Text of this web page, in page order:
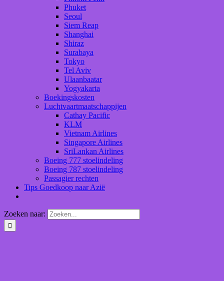
Phuket
Seoul
Siem Reap
Shanghai
Shiraz
Surabaya
Tokyo
Tel Aviv
Ulaanbaatar
Yogyakarta
Boekingskosten
Luchtvaartmaatschappijen
Cathay Pacific
KLM
Vietnam Airlines
Singapore Airlines
SriLankan Airlines
Boeing 777 stoelindeling
Boeing 787 stoelindeling
Passagier rechten
Tips Goedkoop naar Azië
Zoeken naar: